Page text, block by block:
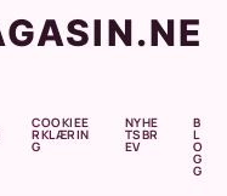
COOKIEE
RKLÆRIN
G
NYHE
TSBR
EV
B
L
O
G
G